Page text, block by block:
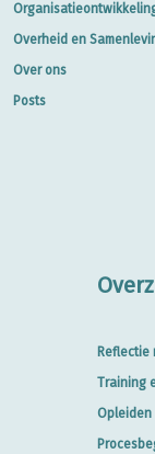
Overheid en
Over ons
Posts
Reflectie
Training
Opleiden